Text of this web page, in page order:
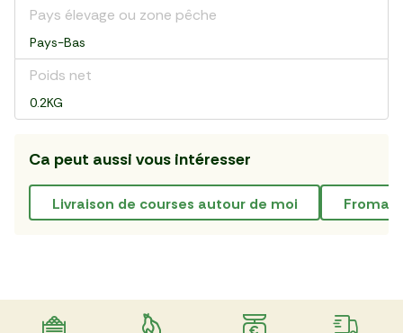
Pays élevage ou zone pêche
Pays-Bas
Poids net
0.2KG
Ca peut aussi vous intéresser
livraison de courses autour de moi